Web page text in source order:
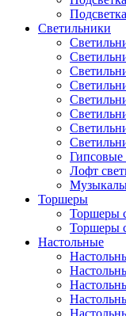
Светильники
Гипсовые
Лофт
Торшеры
Торшеры
Торшеры
Настольные